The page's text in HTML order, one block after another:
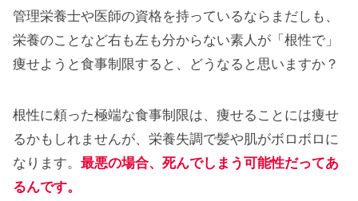
管理栄養士や医師の資格を持っているならまだしも、
栄養のことなど右も左も分からない素人が「根性で」
痩せようと食事制限すると、どうなると思いますか？
根性に頼った極端な食事制限は、痩せることには痩せ
るかもしれませんが、栄養失調で髪や肌がボロボロに
なります。 最悪の場合、死んでしまう可能性だってあ
るんです。